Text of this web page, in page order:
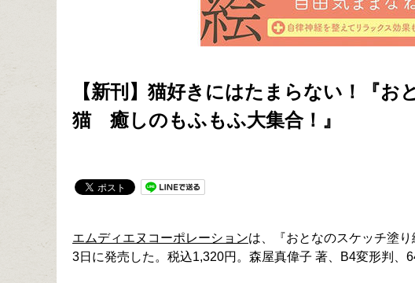
【新刊】猫好きにはたまらない！『
猫 癒しのもふもふ大集合！』
エムディエヌコーポレーションは、『おとなのスケッチ塗
3日に発売した。税込1,320円。森屋真偉子 著、B4変形判、